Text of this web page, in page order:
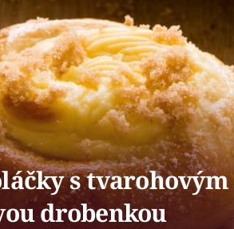
s
drobenkou